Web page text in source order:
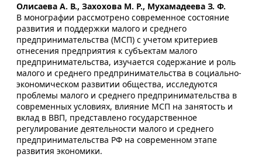
Олисаева А. В., Захохова М. Р., Мухамадеева З. Ф.
В монографии рассмотрено современное состояние
развития и поддержки малого и среднего
предпринимательства (МСП) с учетом критериев
отнесения предприятия к субъектам малого
предпринимательства, изучается содержание и роль
малого и среднего предпринимательства в социально-
экономическом развитии общества, исследуются
проблемы малого и среднего предпринимательства в
современных условиях, влияние МСП на занятость и
вклад в ВВП, представлено государственное
регулирование деятельности малого и среднего
предпринимательства РФ на современном этапе
развития экономики.